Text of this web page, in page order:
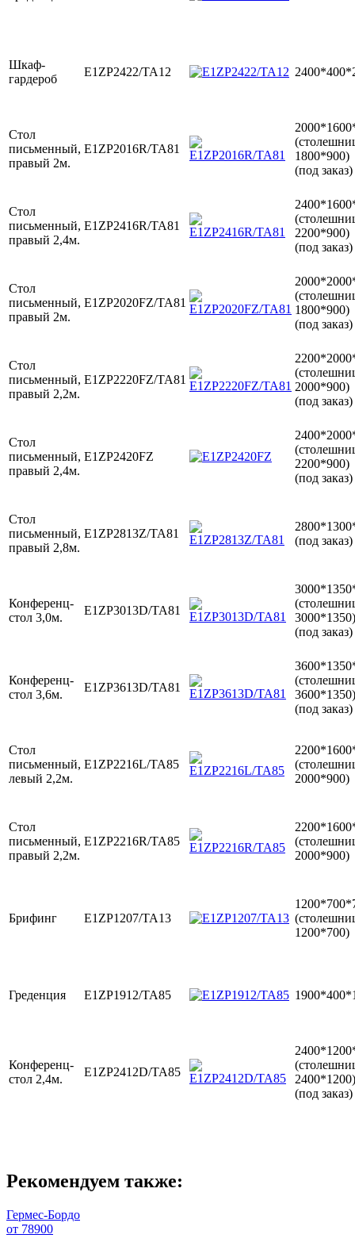
Шкаф-
гардероб
E1ZP2422/TA12
Стол
письменный,
правый 2м.
E1ZP2016R/TA81
1800*900)
(под заказ)
Стол
письменный,
правый 2,4м.
E1ZP2416R/TA81
2200*900)
(под заказ)
Стол
письменный,
правый 2м.
E1ZP2020FZ/TA81
1800*900)
(под заказ)
Стол
письменный,
правый 2,2м.
E1ZP2220FZ/TA81
2000*900)
(под заказ)
Стол
письменный,
правый 2,4м.
E1ZP2420FZ
2200*900)
(под заказ)
Стол
письменный,
правый 2,8м.
E1ZP2813Z/TA81
(под заказ)
Конференц-
стол 3,0м.
E1ZP3013D/TA81
3000*1350)
(под заказ)
Конференц-
стол 3,6м.
E1ZP3613D/TA81
3600*1350)
(под заказ)
Стол
письменный,
левый 2,2м.
E1ZP2216L/TA85
2000*900)
Стол
письменный,
правый 2,2м.
E1ZP2216R/TA85
2000*900)
Брифинг E1ZP1207/TA13
1200*700)
Греденция E1ZP1912/TA85
Конференц-
стол 2,4м.
E1ZP2412D/TA85
2400*1200)
(под заказ)
Рекомендуем также:
Гермес-Бордо
от 78900